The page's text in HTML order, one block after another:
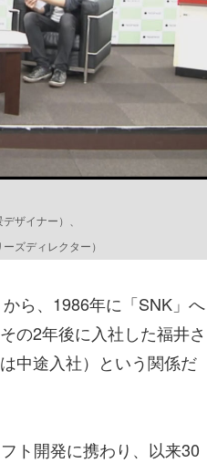
ザイナー）、
ズディレクター）
ら、1986年に「SNK」へ
の2年後に入社した福井さ
中途入社）という関係だ
ト開発に携わり、以来30